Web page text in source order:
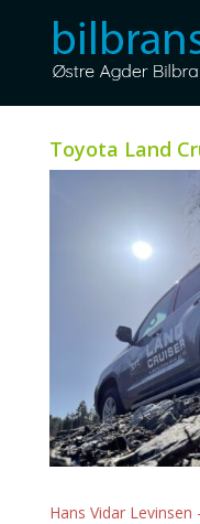
Toyota Land
Hans Vidar